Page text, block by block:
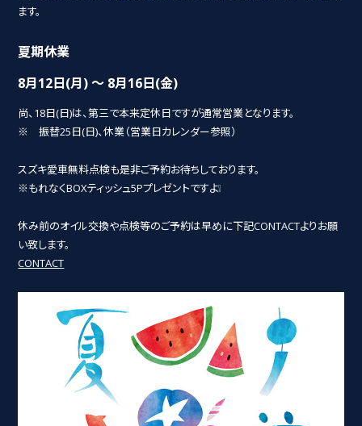
ます。
夏期休業
8月12日(月) ～ 8月16日(金)
尚、18日(日)は、第三で本来定休日ですが通常営業となります。
※ 振替25日(日)、休業（営業日カレンダー参照）
スズキ愛車無料点検も是非ご予約お待ちしております。
※もれなくBOXティッシュ5Pプレゼントですよ❕
休み前のオイル交換や点検等のご予約は早めに下記CONTACTよりお願
い致します。
CONTACT